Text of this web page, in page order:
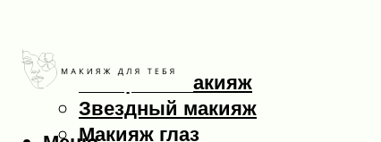
Макияж
Вечерний макияж
Звездный макияж
Макияж глаз